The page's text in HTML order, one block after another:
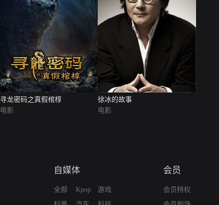
寻龙密码之真假棺椁
电影
徐冰的故事
电影
自媒体
全部
Kpop
游戏
会员
会员特权